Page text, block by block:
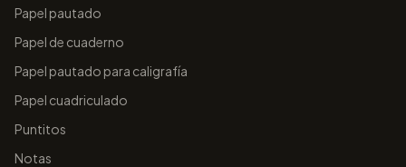
Papel pautado
Papel de cuaderno
Papel pautado para caligrafía
Papel cuadriculado
Puntitos
Notas